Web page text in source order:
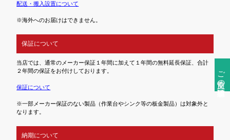
ご注文前の確認事項
配送・搬入設置について
※海外へのお届けはできません。
保証について
当店では、通常のメーカー保証１年間に加えて１年間の無料延長保証、合計
２年間の保証をお付けしております。
保証について
※一部メーカー保証のない製品（作業台やシンク等の板金製品）は対象外と
なります。
納期について